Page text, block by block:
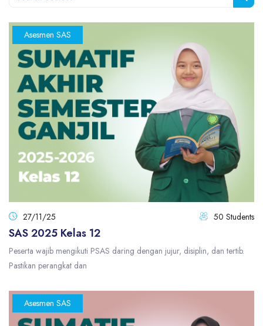
Asesmen SAS
27/11/25 50 Students
SAS 2025 Kelas 12
Peserta wajib mengikuti PSAS daring dengan jujur, disiplin, dan tertib.
Pastikan perangkat dan
Asesmen SAS